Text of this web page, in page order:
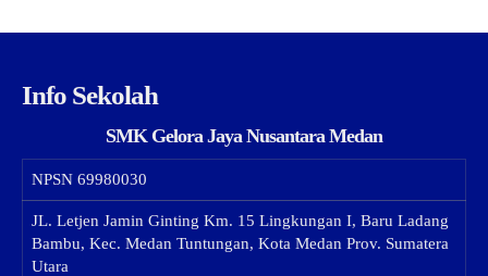
Info Sekolah
SMK Gelora Jaya Nusantara Medan
NPSN 69980030
JL. Letjen Jamin Ginting Km. 15 Lingkungan I, Baru Ladang
Bambu, Kec. Medan Tuntungan, Kota Medan Prov. Sumatera
Utara